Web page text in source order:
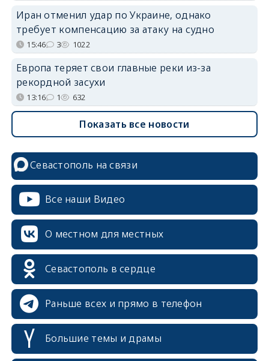
Иран отменил удар по Украине, однако
требует компенсацию за атаку на судно
15:46 3 1022
Европа теряет свои главные реки из-за
рекордной засухи
13:16 1 632
Показать все новости
Севастополь на связи
Все наши Видео
О местном для местных
Севастополь в сердце
Раньше всех и прямо в телефон
Большие темы и драмы